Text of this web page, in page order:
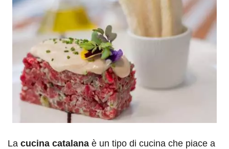
La cucina catalana è un tipo di cucina che piace a